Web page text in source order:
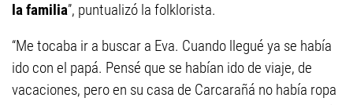
la familia”, puntualizó la folklorista.
“Me tocaba ir a buscar a Eva. Cuando llegué ya se había
ido con el papá. Pensé que se habían ido de viaje, de
vacaciones, pero en su casa de Carcarañá no había ropa